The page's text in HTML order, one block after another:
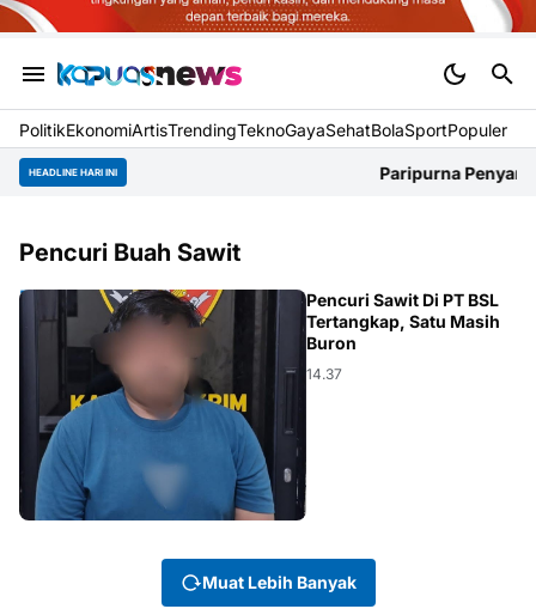
PolitikEkonomiArtisTrendingTeknoGayaSehatBolaSportPopuler
HEADLINE HARI INI Paripurna Penyampaian Nota
Pencuri Buah Sawit
Pencuri Sawit Di PT BSL
Tertangkap, Satu Masih
Buron
14.37
Muat Lebih Banyak